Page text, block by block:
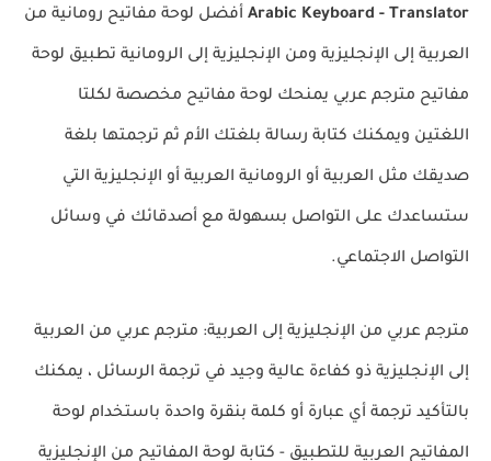
Arabic Keyboard - Translator أفضل لوحة مفاتيح رومانية من
العربية إلى الإنجليزية ومن الإنجليزية إلى الرومانية تطبيق لوحة
مفاتيح مترجم عربي يمنحك لوحة مفاتيح مخصصة لكلتا
اللغتين ويمكنك كتابة رسالة بلغتك الأم ثم ترجمتها بلغة
صديقك مثل العربية أو الرومانية العربية أو الإنجليزية التي
ستساعدك على التواصل بسهولة مع أصدقائك في وسائل
التواصل الاجتماعي.
مترجم عربي من الإنجليزية إلى العربية: مترجم عربي من العربية
إلى الإنجليزية ذو كفاءة عالية وجيد في ترجمة الرسائل ، يمكنك
بالتأكيد ترجمة أي عبارة أو كلمة بنقرة واحدة باستخدام لوحة
المفاتيح العربية للتطبيق - كتابة لوحة المفاتيح من الإنجليزية